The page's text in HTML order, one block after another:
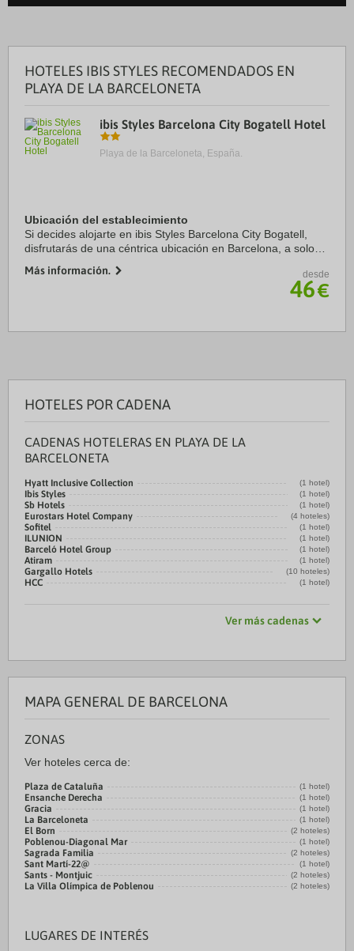
HOTELES IBIS STYLES RECOMENDADOS EN
PLAYA DE LA BARCELONETA
ibis Styles Barcelona City Bogatell Hotel
Playa de la Barceloneta, España.
Ubicación del establecimiento
Si decides alojarte en ibis Styles Barcelona City Bogatell,
disfrutarás de una céntrica ubicación en Barcelona, a solo
Internacional de Barcelona y Sagrada ...
Más información. desde
46€
HOTELES POR CADENA
CADENAS HOTELERAS EN PLAYA DE LA
BARCELONETA
Hyatt Inclusive Collection (1 hotel)
Ibis Styles (1 hotel)
Sb Hotels (1 hotel)
Eurostars Hotel Company (4 hoteles)
Sofitel (1 hotel)
ILUNION (1 hotel)
Barceló Hotel Group (1 hotel)
Atiram (1 hotel)
Gargallo Hotels (10 hoteles)
HCC (1 hotel)
Ver más cadenas
MAPA GENERAL DE BARCELONA
ZONAS
Ver hoteles cerca de:
Plaza de Cataluña (1 hotel)
Ensanche Derecha (1 hotel)
Gracia (1 hotel)
La Barceloneta (1 hotel)
El Born (2 hoteles)
Poblenou-Diagonal Mar (1 hotel)
Sagrada Familia (2 hoteles)
Sant Martí-22@ (1 hotel)
Sants - Montjuic (2 hoteles)
La Villa Olímpica de Poblenou (2 hoteles)
LUGARES DE INTERÉS